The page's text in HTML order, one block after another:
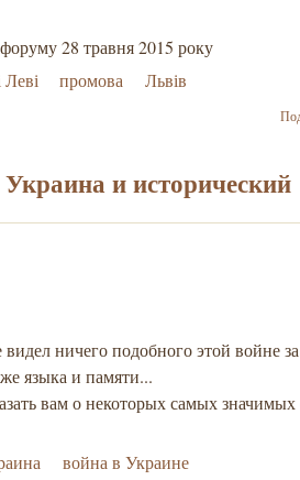
28 травня 2015 року
промова Львів
и исторический
ничего подобного этой войне за
языка и памяти...
вам о некоторых самых значимых
война в Украине